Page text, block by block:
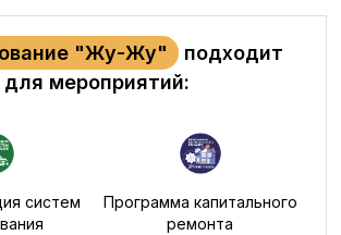
"Жу-Жу"
подходит
для мероприятий:
систем
Программа капитального
ремонта